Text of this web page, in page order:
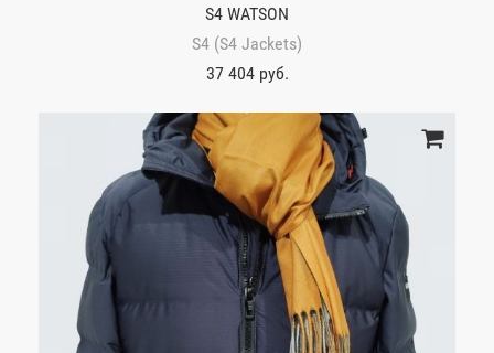
S4 WATSON
S4 (S4 Jackets)
37 404 руб.